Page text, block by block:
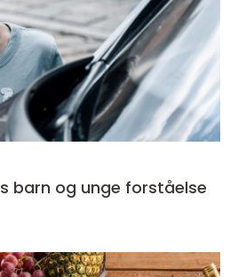
og unge forståelse